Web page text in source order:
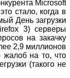
Microsoft
стало, когда в
День загрузки
3) серверы
на закачку
2,9 миллионов
жалоб на то, что
(такого не